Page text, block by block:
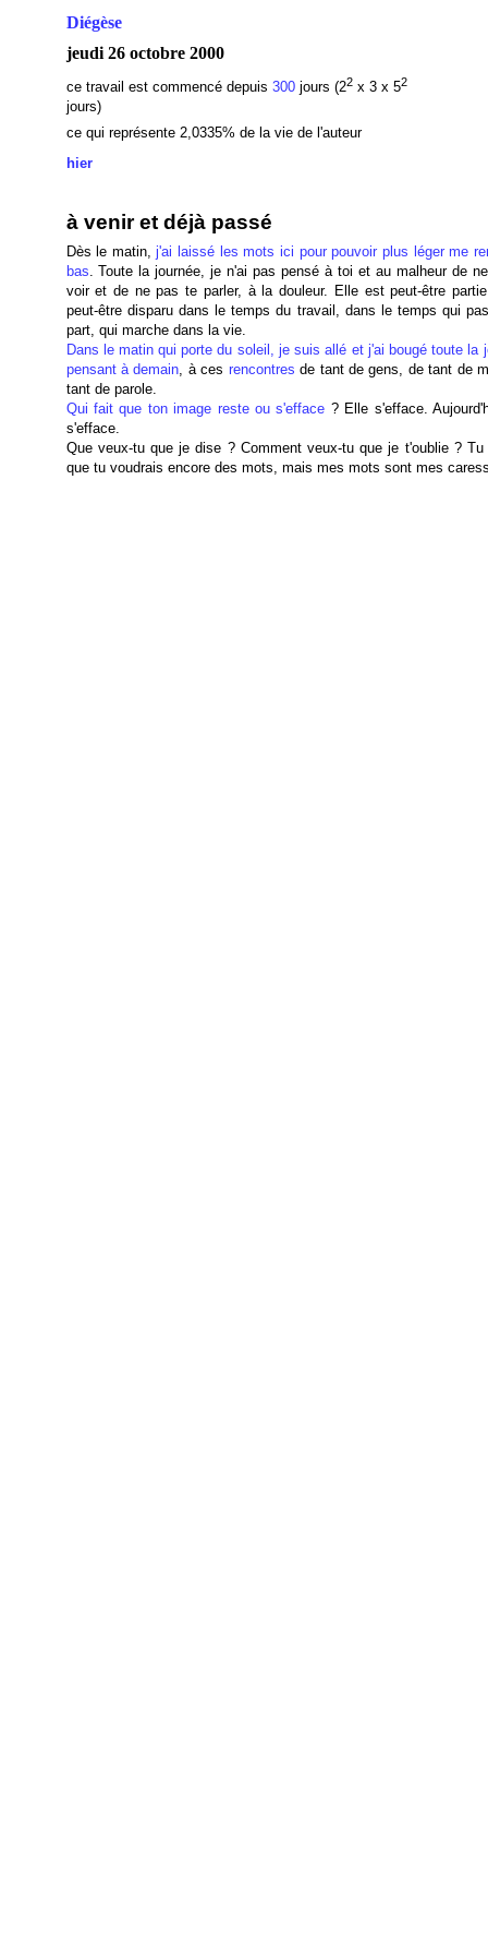
Diégèse
jeudi 26 octobre 2000
ce travail est commencé depuis 300jours (22x 3 x 52
jours)
ce qui représente 2,0335% de la vie de l'auteur
hier
à venir et déjà passé
Dès le matin,j'ai laissé les mots ici pour pouvoir plus léger me
bas. Toute la journée, je n'ai pas pensé à toi et au malheur de
voir et de ne pas te parler, à la douleur. Elle est peut-être
peut-être disparu dans le temps du travail, dans le temps qui
part, qui marche dans la vie.
Dans le matin qui porte du soleil, je suis allé et j'ai bougé toute la
pensant à demain, à ces rencontres de tant de gens, de tant de
tant de parole.
Qui fait que ton image reste ou s'efface ? Elle s'efface.
s'efface.
Que veux-tu que je dise ? Comment veux-tu que je t'oublie ?
que tu voudrais encore des mots, mais mes mots sont mes